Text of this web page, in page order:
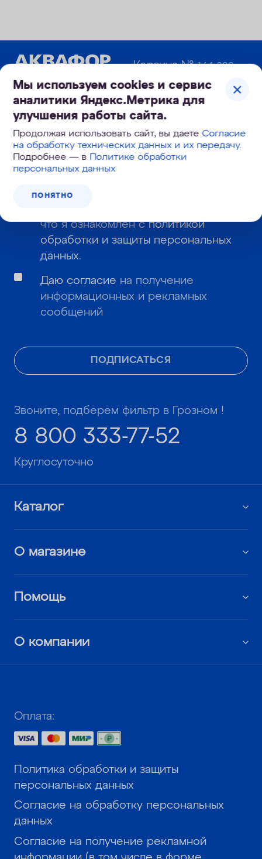
Мы используем cookies и сервис
аналитики Яндекс.Метрика для
улучшения работы сайта.
Продолжая использовать сайт, вы даетеСогласие
на обработку технических данных и их передачу.
Подробнее — в Политике обработки
персональных данных
ПОНЯТНО
Корзина №164-828
Узнайте первым о новинках и новостях:
ПОДПИСАТЬСЯ
Даюсогласие
что я ознакомлен сполитикой
обработки и защиты персональных
данных.
Даю согласие на получение
информационных и рекламных
сообщений
Звоните, подберем фильтр в Грозном !
8 800 333-77-52
Круглосуточно
Каталог
О магазине
Помощь
О компании
Оплата:
Политика обработки и защиты
персональных данных
Согласие на обработку персональных
данных
Согласие на получение рекламной